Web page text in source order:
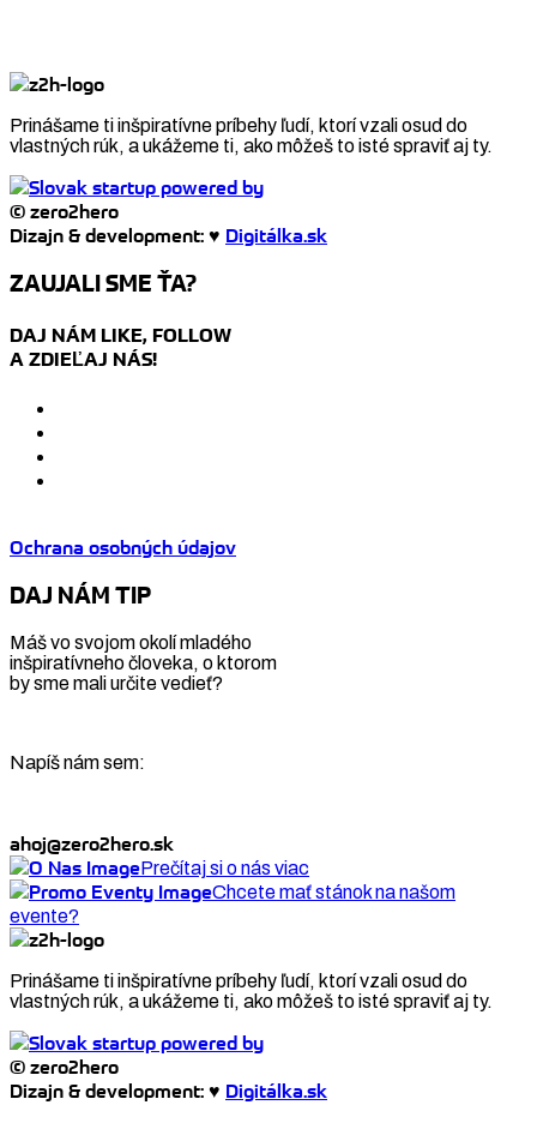
Prinášame ti inšpiratívne príbehy ľudí, ktorí vzali osud do
vlastných rúk, a ukážeme ti, ako môžeš to isté spraviť aj ty.
© zero2hero
Dizajn & development: ♥ Digitálka.sk
ZAUJALI SME ŤA?
DAJ NÁM LIKE, FOLLOW
A ZDIEĽAJ NÁS!
Ochrana osobných údajov
DAJ NÁM TIP
Máš vo svojom okolí mladého
inšpiratívneho človeka, o ktorom
by sme mali určite vedieť?
Napíš nám sem:
ahoj@zero2hero.sk
Prečítaj si o nás viac
Chcete mať stánok na našom
evente?
Prinášame ti inšpiratívne príbehy ľudí, ktorí vzali osud do
vlastných rúk, a ukážeme ti, ako môžeš to isté spraviť aj ty.
© zero2hero
Dizajn & development: ♥ Digitálka.sk